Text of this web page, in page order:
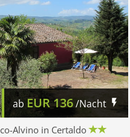
ab EUR136/Nacht
Alvino in Certaldo